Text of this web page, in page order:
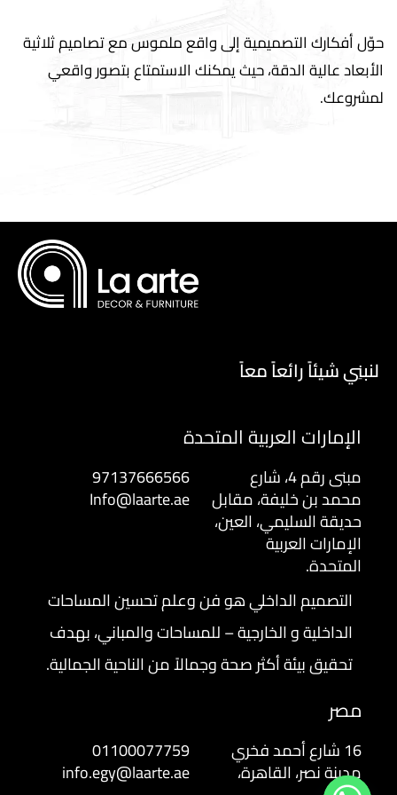
حوّل أفكارك التصميمية إلى واقع ملموس مع تصاميم ثلاثية
الأبعاد عالية الدقة، حيث يمكنك الاستمتاع بتصور واقعي
لمشروعك.
لنبنِي شيئاً رائعاً معاً
الإمارات العربية المتحدة
مبنى رقم 4، شارع
محمد بن خليفة، مقابل
حديقة السليمي، العين،
الإمارات العربية
المتحدة.
97137666566
Info@laarte.ae
التصميم الداخلي هو فن وعلم تحسين المساحات
الداخلية و الخارجية – للمساحات والمباني، بهدف
تحقيق بيئة أكثر صحة وجمالاً من الناحية الجمالية.
مصر
16 شارع أحمد فخري
مدينة نصر، القاهرة،
01100077759
info.egy@laarte.ae